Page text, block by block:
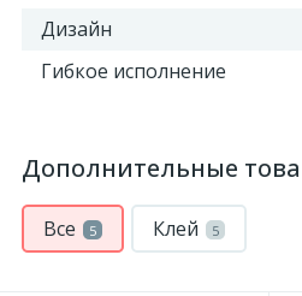
Дизайн
Гибкое исполнение
Дополнительные
Все 5 Клей 5